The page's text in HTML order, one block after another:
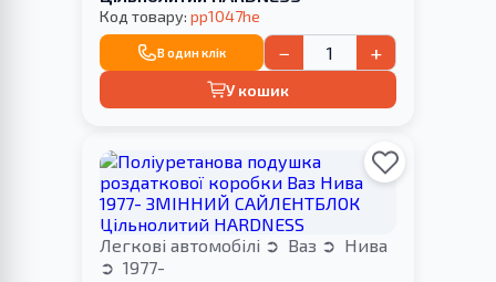
Код товару: pp1047he
В один клік − +
У кошик
Легкові автомобілі Ваз
Нива
1977-